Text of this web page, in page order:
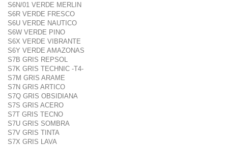
S6N/01 VERDE MERLIN
S6R VERDE FRESCO
S6U VERDE NAUTICO
S6W VERDE PINO
S6X VERDE VIBRANTE
S6Y VERDE AMAZONAS
S7B GRIS REPSOL
S7K GRIS TECHNIC -T4-
S7M GRIS ARAME
S7N GRIS ARTICO
S7Q GRIS OBSIDIANA
S7S GRIS ACERO
S7T GRIS TECNO
S7U GRIS SOMBRA
S7V GRIS TINTA
S7X GRIS LAVA